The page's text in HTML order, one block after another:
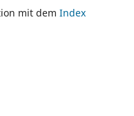
mit dem Index